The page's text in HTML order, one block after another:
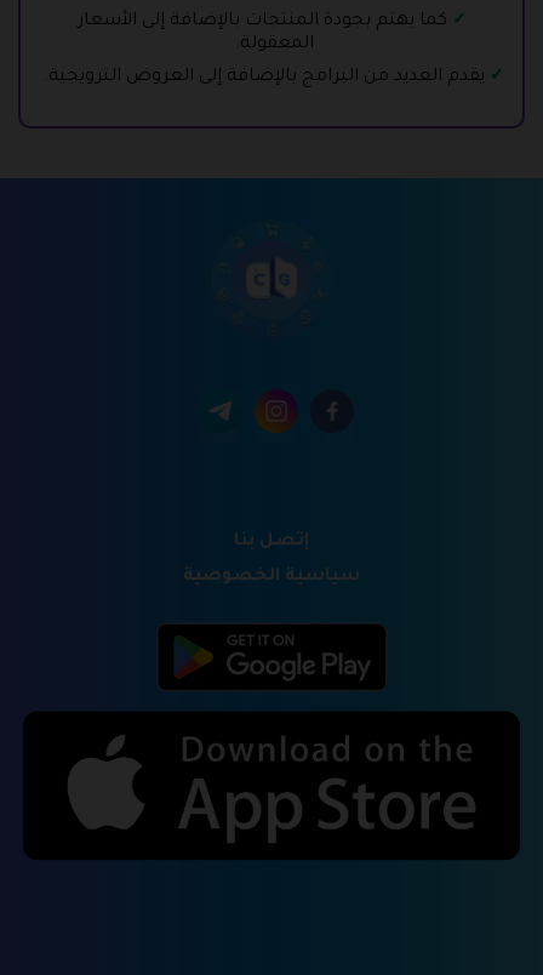
كما يهتم بجودة المنتجات بالإضافة إلى الأسعار
المعقولة.
يقدم العديد من البرامج بالإضافة إلى العروض الترويجية.
إتصل بنا
سياسية الخصوصية